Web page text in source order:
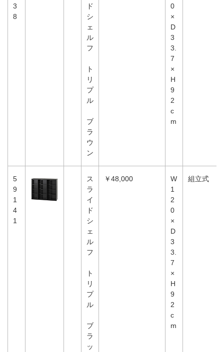
3
8
ド
シ
ェ
ル
フ
ト
リ
プ
ル
ブ
ラ
ウ
ン
0
×
D
3
3.
7
×
H
9
2
c
m
5
9
1
4
1
ス
ラ
イ
ド
シ
ェ
ル
フ
ト
リ
プ
ル
ブ
ラ
ッ
￥48,000
W
1
2
0
×
D
3
3.
7
×
H
9
2
c
m
組立式